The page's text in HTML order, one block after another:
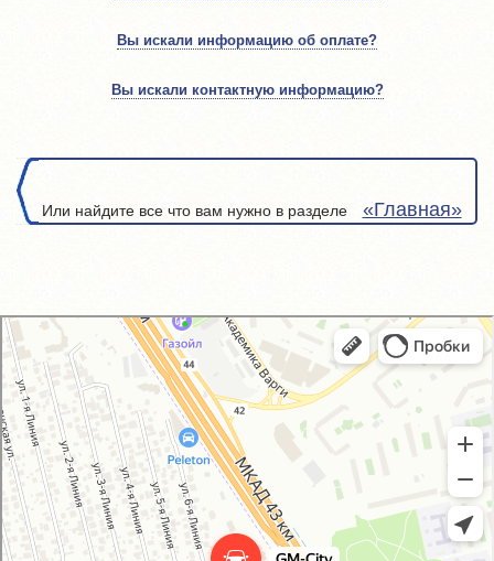
Вы искали информацию об оплате?
Вы искали контактную информацию?
Или найдите все что вам нужно в разделе «Главная»
GM-City&VAG-Repair
Автосервис, автотехцентр в Москве
Магазин автозапчастей и автотоваров в Москве